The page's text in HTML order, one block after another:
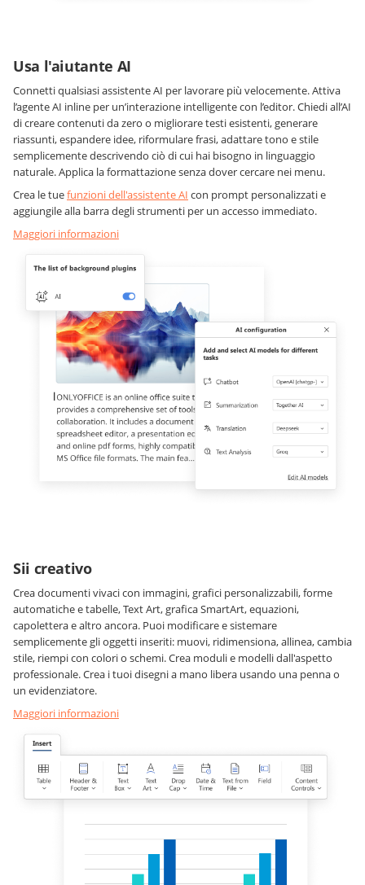
Usa l'aiutante AI
Connetti qualsiasi assistente AI per lavorare più velocemente. Attiva
l’agente AI inline per un’interazione intelligente con l’editor. Chiedi all’AI
di creare contenuti da zero o migliorare testi esistenti, generare
riassunti, espandere idee, riformulare frasi, adattare tono e stile
semplicemente descrivendo ciò di cui hai bisogno in linguaggio
naturale. Applica la formattazione senza dover cercare nei menu.
Crea le tuefunzioni dell'assistente AI con prompt personalizzati e
aggiungile alla barra degli strumenti per un accesso immediato.
Maggiori informazioni
Sii creativo
Crea documenti vivaci con immagini, grafici personalizzabili, forme
automatiche e tabelle, Text Art, grafica SmartArt, equazioni,
capolettera e altro ancora. Puoi modificare e sistemare
semplicemente gli oggetti inseriti: muovi, ridimensiona, allinea, cambia
stile, riempi con colori o schemi. Crea moduli e modelli dall'aspetto
professionale. Crea i tuoi disegni a mano libera usando una penna o
un evidenziatore.
Maggiori informazioni